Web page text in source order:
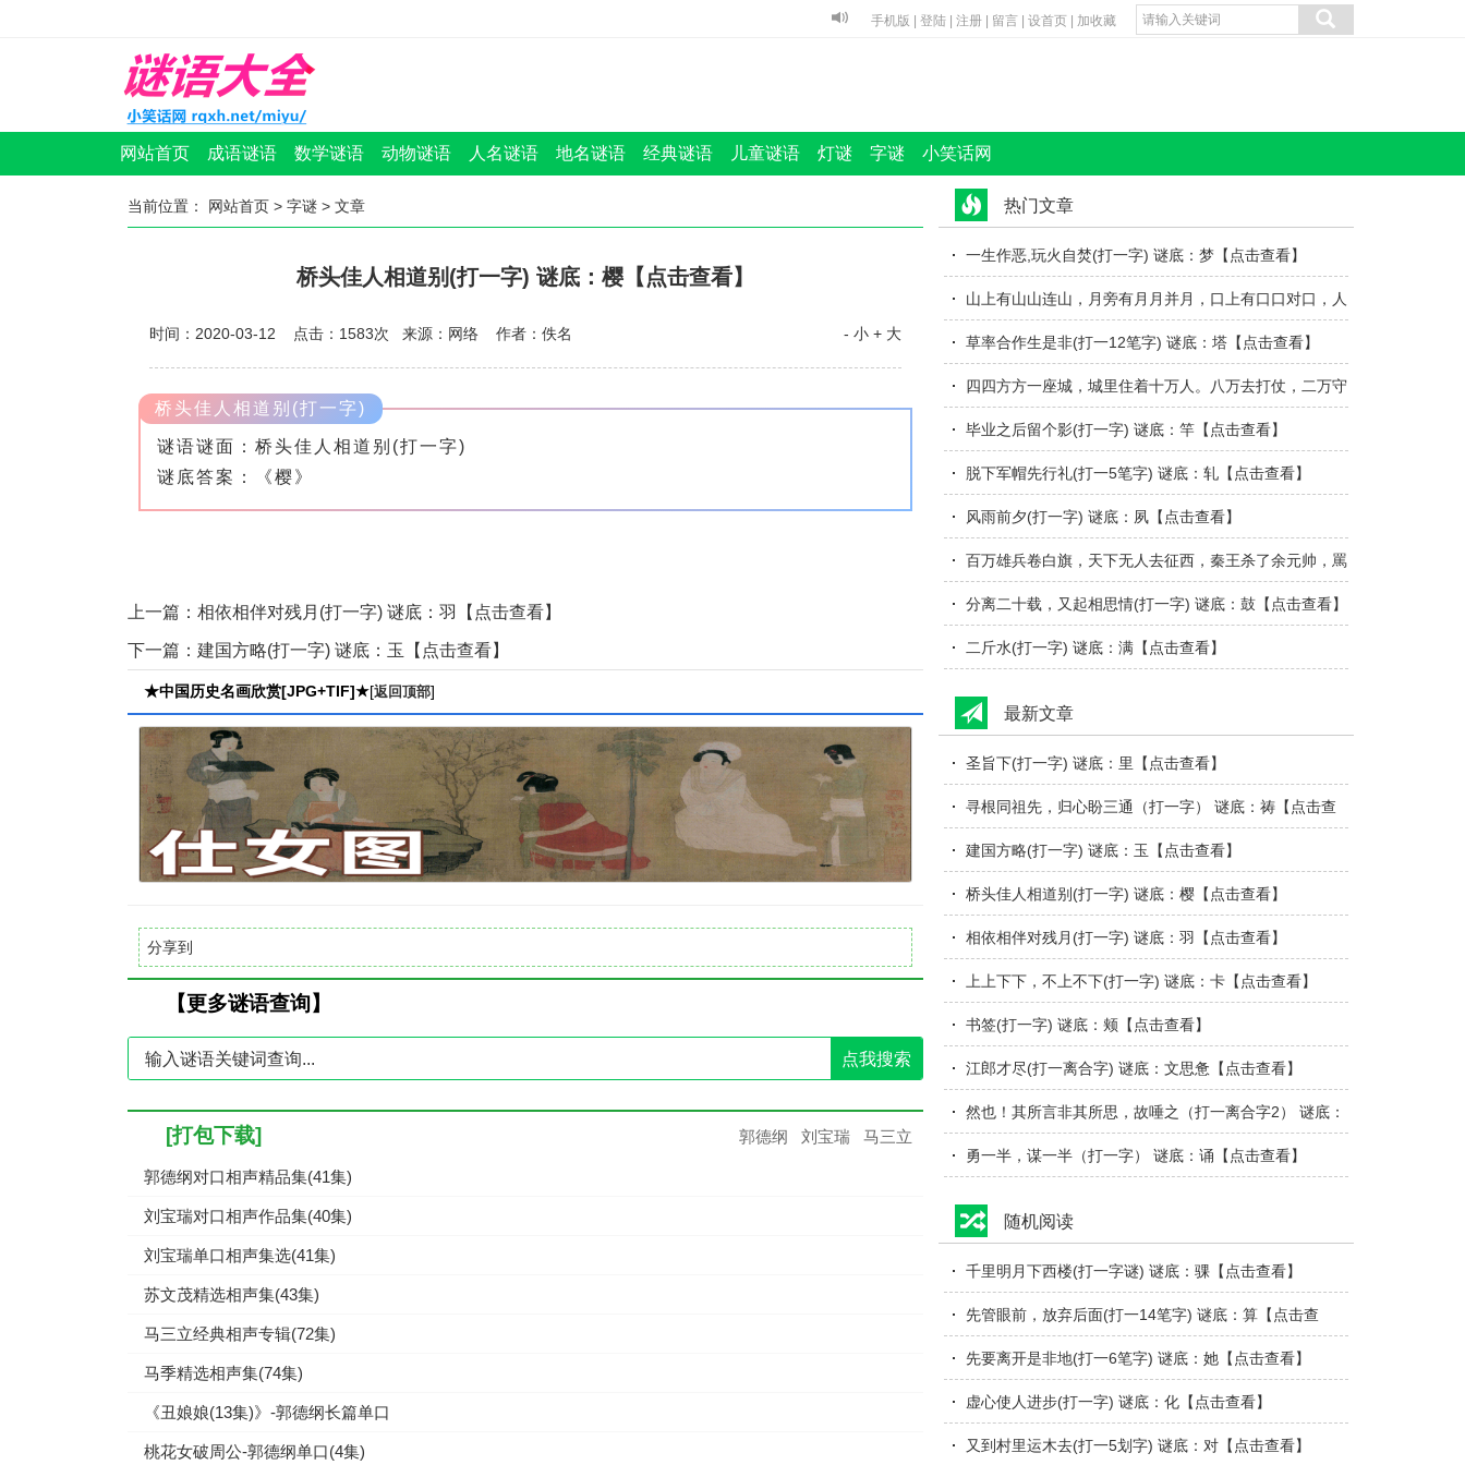
手机版 登陆 注册 留言 设首页 加收藏
网站首页 成语谜语 数学谜语 动物谜语 人名谜语 地名谜语 经典谜语 儿童谜语 灯谜 字谜 小笑话网
当前位置： 网站首页 > 字谜 > 文章
桥头佳人相道别(打一字) 谜底：樱【点击查看】
时间：2020-03-12 点击： 1583次 来源：网络 作者：佚名 - 小 + 大
桥头佳人相道别(打一字)
谜语谜面：桥头佳人相道别(打一字)
谜底答案：《樱》
上一篇： 相依相伴对残月(打一字) 谜底：羽【点击查看】
下一篇： 建国方略(打一字) 谜底：玉【点击查看】
★中国历史名画欣赏[JPG+TIF]★[返回顶部]
分享到
【更多谜语查询】
点我搜索
[打包下载] 郭德纲 刘宝瑞 马三立
郭德纲对口相声精品集(41集)
刘宝瑞对口相声作品集(40集)
刘宝瑞单口相声集选(41集)
苏文茂精选相声集(43集)
马三立经典相声专辑(72集)
马季精选相声集(74集)
《丑娘娘(13集)》-郭德纲长篇单口
桃花女破周公-郭德纲单口(4集)
热门文章
一生作恶,玩火自焚(打一字) 谜底：梦【点击查看】
山上有山山连山，月旁有月月并月，口上有口口对口，人
旁有人人碰..
草率合作生是非(打一12笔字) 谜底：塔【点击查看】
四四方方一座城，城里住着十万人。八万去打仗，二万守
城门（打一..
毕业之后留个影(打一字) 谜底：竿【点击查看】
脱下军帽先行礼(打一5笔字) 谜底：轧【点击查看】
风雨前夕(打一字) 谜底：夙【点击查看】
百万雄兵卷白旗，天下无人去征西，秦王杀了余元帅，罵
完一阵把马..
分离二十载，又起相思情(打一字) 谜底：鼓【点击查看】
二斤水(打一字) 谜底：满【点击查看】
最新文章
圣旨下(打一字) 谜底：里【点击查看】
寻根同祖先，归心盼三通（打一字） 谜底：祷【点击查
看】
建国方略(打一字) 谜底：玉【点击查看】
桥头佳人相道别(打一字) 谜底：樱【点击查看】
相依相伴对残月(打一字) 谜底：羽【点击查看】
上上下下，不上不下(打一字) 谜底：卡【点击查看】
书签(打一字) 谜底：颊【点击查看】
江郎才尽(打一离合字) 谜底：文思惫【点击查看】
然也！其所言非其所思，故唾之（打一离合字2） 谜底：
嗯因心口、..
勇一半，谋一半（打一字） 谜底：诵【点击查看】
随机阅读
千里明月下西楼(打一字谜) 谜底：骒【点击查看】
先管眼前，放弃后面(打一14笔字) 谜底：算【点击查
看】
先要离开是非地(打一6笔字) 谜底：她【点击查看】
虚心使人进步(打一字) 谜底：化【点击查看】
又到村里运木去(打一5划字) 谜底：对【点击查看】